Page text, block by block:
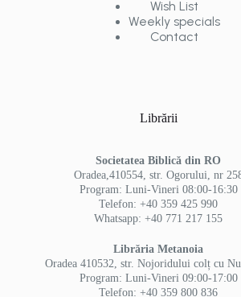
Wish List
Weekly specials
Contact
Librării
Societatea Biblică din RO
Oradea,410554, str. Ogorului, nr
Program: Luni-Vineri 08:00-16:30
Telefon: +40 359 425 990
Whatsapp: +40 771 217 155
Librăria Metanoia
Oradea 410532, str. Nojoridului colț cu
Program: Luni-Vineri 09:00-17:00
Telefon: +40 359 800 836